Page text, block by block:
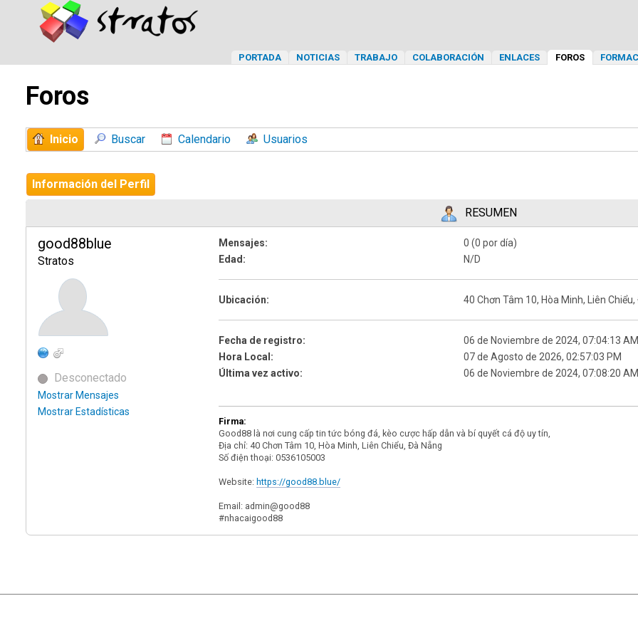
PORTADA NOTICIAS TRABAJO COLABORACIÓN ENLACES FOROS
Foros
Inicio Buscar Calendario Usuarios
Información del Perfil
RESUMEN
good88blue
Stratos
Desconectado
Mostrar Mensajes
Mostrar Estadísticas
Mensajes:
0 (0 por día)
Edad:
N/D
Ubicación: 40 Chơn Tâm 10, Hòa Minh, Liên Chiểu,
Fecha de registro:
06 de Noviembre de 2024, 07:04:13 AM
Hora Local:
07 de Agosto de 2026, 02:57:03 PM
Última vez activo:
06 de Noviembre de 2024, 07:08:20 AM
Firma:
Good88 là nơi cung cấp tin tức bóng đá, kèo cược hấp dẫn và bí quyết cá độ uy tín,
Địa chỉ: 40 Chơn Tâm 10, Hòa Minh, Liên Chiểu, Đà Nẵng
Số điện thoại: 0536105003
Website: https://good88.blue/
Email: admin@good88
#nhacaigood88